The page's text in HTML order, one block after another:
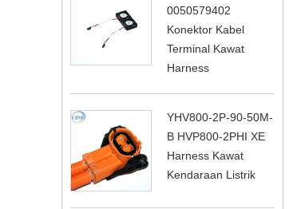
0050579402
Konektor Kabel
Terminal Kawat
Harness
YHV800-2P-90-50M-
B HVP800-2PHI XE
Harness Kawat
Kendaraan Listrik